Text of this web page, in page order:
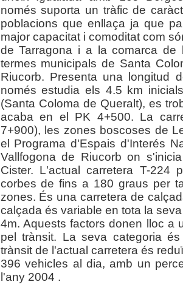
només suporta un tràfic de
poblacions que enllaça ja que
major capacitat i comoditat com
de Tarragona i a la comarca de
termes municipals de Santa
Riucorb. Presenta una longitud
només estudia els 4.5 km
(Santa Coloma de Queralt), es
acaba en el PK 4+500. La
7+900), les zones boscoses de
el Programa d'Espais d'Interés
Vallfogona de Riucorb on
Cister. L'actual carretera T-224
corbes de fins a 180 graus per
zones. És una carretera de
calçada és variable en tota la
4m. Aquests factors donen lloc a
pel trànsit. La seva categoria
trànsit de l'actual carretera és
396 vehicles al dia, amb un
l'any 2004 .